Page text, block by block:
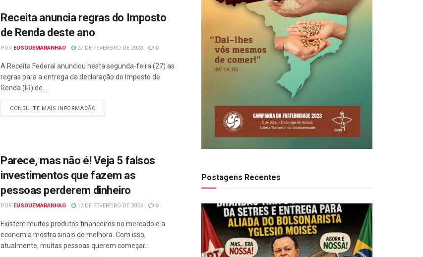
Receita anuncia regras do Imposto
de Renda deste ano
POR EUSOUEMARANHAO 27 DE FEVEREIRO DE 2023 0
A Receita Federal anunciou nesta segunda-feira (27) as
regras para a entrega da declaração do Imposto de
Renda (IR) de...
CONSULTE MAIS INFORMAÇÃO
Parece, mas não é! Veja 5 falsos
investimentos que fazem as
pessoas perderem dinheiro
POR EUSOUEMARANHAO 12 DE FEVEREIRO DE 2023 0
Existem muitos produtos financeiros no mercado e a
economia mostra sinais de melhora. Com isso,
atualmente, muitas pessoas querem começar...
Postagens Recentes